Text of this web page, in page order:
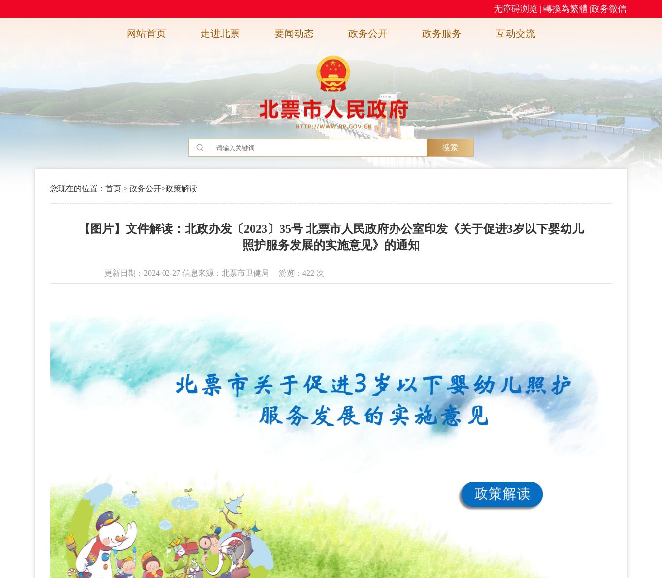
无障碍浏览 | 轉換為繁體 |政务微信
网站首页 走进北票 要闻动态 政务公开 政务服务 互动交流
搜索
您现在的位置： 首页 > 政务公开>政策解读
【图片】文件解读：北政办发〔2023〕35号 北票市人民政府办公室印发《关于促进3岁以下婴幼儿
照护服务发展的实施意见》的通知
更新日期：2024-02-27 信息来源：北票市卫健局 游览： 422 次